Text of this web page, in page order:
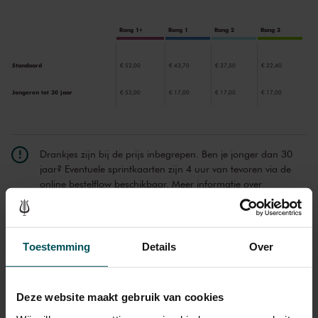
Toestemming Details Over
Deze website maakt gebruik van cookies
Rang 1+ Rang 1 Rang 2 Rang 3
Standaard € 52,00 € 43,70 € 37,50 € 22,40
Jongeren tot 30 jaar € 52,00 € 17,00 € 17,00 € 17,00
Drankjes zijn bij de prijs inbegrepen. Ben je jonger dan 30
jaar? Eventuele sprintkaarten zijn 4 uur van tevoren via de
online bestelflow beschikbaar. Meer informatie over
Prijzen zijn exclusief transactiekosten: € 5 per bestelling. Wilt
kassa@concertgebouw.nl of bel de Concertgebouwlijn op
020 – 671 83 45.